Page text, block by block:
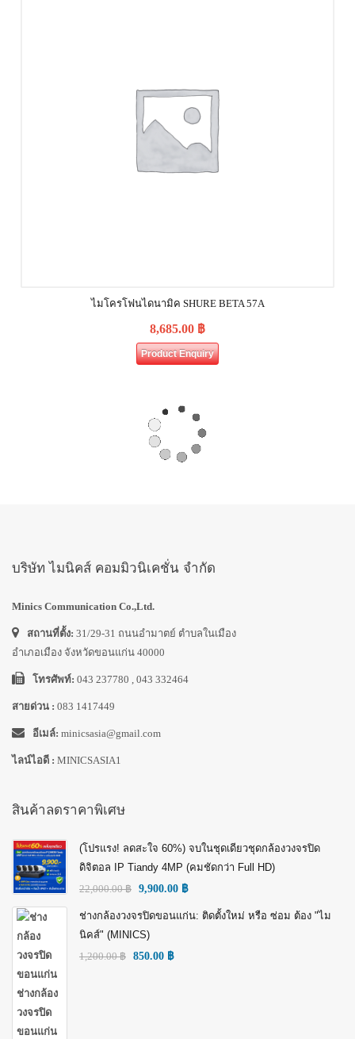
ไมโครโฟนไดนามิค SHURE BETA 57A
8,685.00 ฿
Product Enquiry
บริษัท ไมนิคส์ คอมมิวนิเคชั่น จำกัด
Minics Communication Co.,Ltd.
สถานที่ตั้ง: 31/29-31 ถนนอำมาตย์ ตำบลในเมือง
อำเภอเมือง จังหวัดขอนแก่น 40000
โทรศัพท์: 043 237780 , 043 332464
สายด่วน : 083 1417449
อีเมล์: minicsasia@gmail.com
ไลน์ไอดี : MINICSASIA1
สินค้าลดราคาพิเศษ
(โปรแรง! ลดสะใจ 60%) จบในชุดเดียวชุดกล้องวงจรปิด
ดิจิตอล IP Tiandy 4MP (คมชัดกว่า Full HD)
22,000.00฿ 9,900.00 ฿
ช่างกล้องวงจรปิดขอนแก่น: ติดตั้งใหม่ หรือ ซ่อม ต้อง "ไม
นิคส์" (MINICS)
1,200.00฿ 850.00 ฿